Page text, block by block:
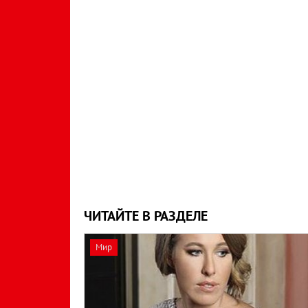
ЧИТАЙТЕ В РАЗДЕЛЕ
Мир